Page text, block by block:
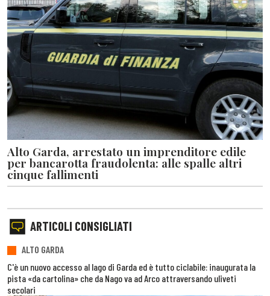
Alto Garda, arrestato un imprenditore edile
per bancarotta fraudolenta: alle spalle altri
cinque fallimenti
ARTICOLI CONSIGLIATI
ALTO GARDA
C'è un nuovo accesso al lago di Garda ed è tutto ciclabile: inaugurata la
pista «da cartolina» che da Nago va ad Arco attraversando uliveti
secolari